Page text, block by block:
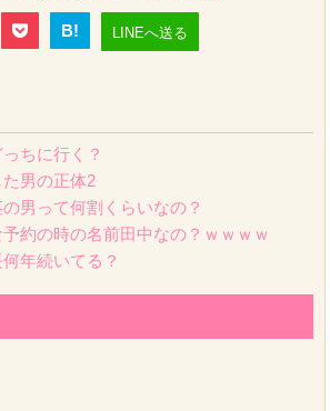
B! LINEへ送る
ちに行く？
男の正体2
男って何割くらいなの？
約の時の名前田中なの？ｗｗｗｗ
年続いてる？